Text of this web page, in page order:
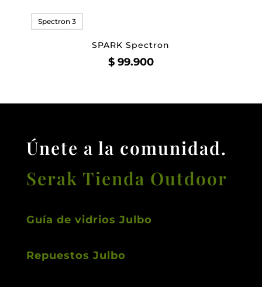
Spectron 3
SPARK Spectron
$99.900
Únete a la comunidad.
Serak Tienda Outdoor
Guía de vidrios Julbo
Repuestos Julbo